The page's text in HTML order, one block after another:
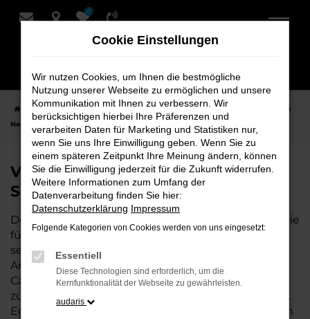
Zum
0
Startseite Bremervörde VW VW T7 Caravelle
VW T7 Caravelle
Neuwagen bei Schmidt + Koch für Bremervörde
VW T7 Caravelle Neuwagen bei
Schmidt + Koch für Bremervörde
Der VW T7 Caravelle ist die perfekte Wahl für alle, die
für Bremervörde einen Neuwagen suchen. Mit
seiner modernen Technik, seinem effizienten
Antrieb und dem stilvollen Design ist der T7
Caravelle die ideale Lösung für jeden, der ein
zuverlässiges und komfortables Fahrzeug möchte.
Egal, ob für den Stadtverkehr oder längere Fahrten
Cookie Einstellungen
Wir nutzen Cookies, um Ihnen die bestmögliche
Nutzung unserer Webseite zu ermöglichen und unsere
Kommunikation mit Ihnen zu verbessern. Wir
berücksichtigen hierbei Ihre Präferenzen und
verarbeiten Daten für Marketing und Statistiken nur,
wenn Sie uns Ihre Einwilligung geben. Wenn Sie zu
einem späteren Zeitpunkt Ihre Meinung ändern, können
Sie die Einwilligung jederzeit für die Zukunft widerrufen.
Weitere Informationen zum Umfang der
Datenverarbeitung finden Sie hier:
Datenschutzerklärung Impressum
Folgende Kategorien von Cookies werden von uns eingesetzt:
Essentiell
Diese Technologien sind erforderlich, um die
Kernfunktionalität der Webseite zu gewährleisten.
audaris